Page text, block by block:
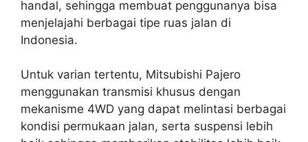
handal, sehingga membuat penggunanya bisa
menjelajahi berbagai tipe ruas jalan di
Indonesia.
Untuk varian tertentu, Mitsubishi Pajero
menggunakan transmisi khusus dengan
mekanisme 4WD yang dapat melintasi berbagai
kondisi permukaan jalan, serta suspensi lebih